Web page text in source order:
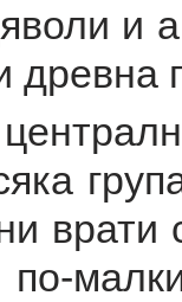
и
древна
врати